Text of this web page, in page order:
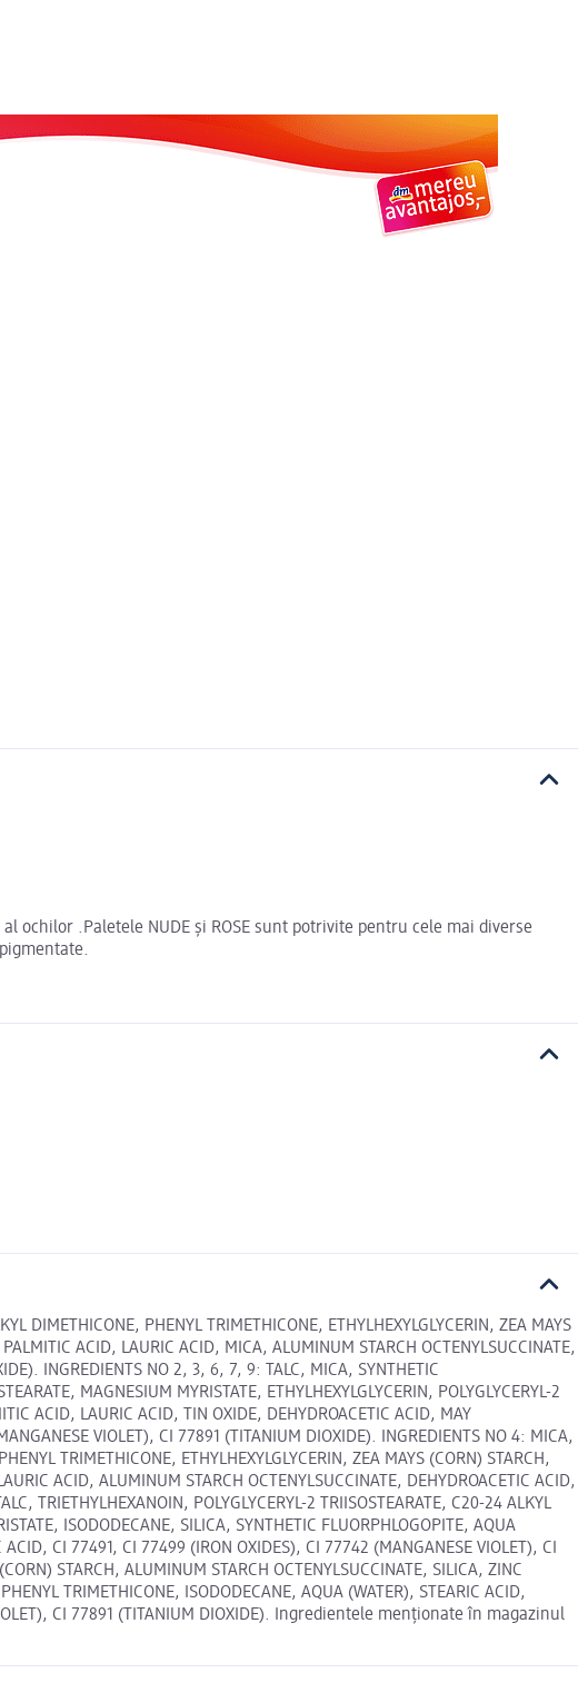
.Paletele NUDE și ROSE sunt potrivite pentru cele mai diverse
DIMETHICONE, PHENYL TRIMETHICONE, ETHYLHEXYLGLYCERIN, ZEA MAYS
ACID, LAURIC ACID, MICA, ALUMINUM STARCH OCTENYLSUCCINATE,
INGREDIENTS NO 2, 3, 6, 7, 9: TALC, MICA, SYNTHETIC
MAGNESIUM MYRISTATE, ETHYLHEXYLGLYCERIN, POLYGLYCERYL-2
ACID, LAURIC ACID, TIN OXIDE, DEHYDROACETIC ACID, MAY
VIOLET), CI 77891 (TITANIUM DIOXIDE). INGREDIENTS NO 4: MICA,
TRIMETHICONE, ETHYLHEXYLGLYCERIN, ZEA MAYS (CORN) STARCH,
ACID, ALUMINUM STARCH OCTENYLSUCCINATE, DEHYDROACETIC ACID,
TRIETHYLHEXANOIN, POLYGLYCERYL-2 TRIISOSTEARATE, C20-24 ALKYL
ISODODECANE, SILICA, SYNTHETIC FLUORPHLOGOPITE, AQUA
CI 77491, CI 77499 (IRON OXIDES), CI 77742 (MANGANESE VIOLET), CI
STARCH, ALUMINUM STARCH OCTENYLSUCCINATE, SILICA, ZINC
TRIMETHICONE, ISODODECANE, AQUA (WATER), STEARIC ACID,
CI 77891 (TITANIUM DIOXIDE). Ingredientele menționate în magazinul